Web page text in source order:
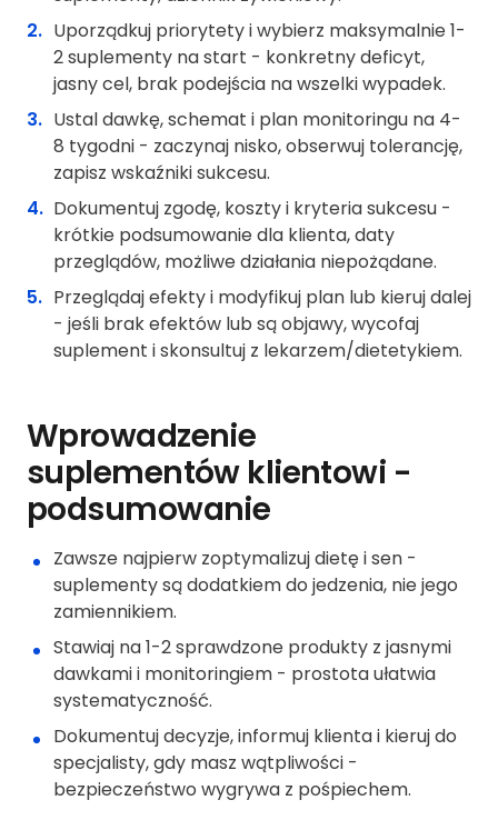
Uporządkuj priorytety i wybierz maksymalnie 1-
2 suplementy na start - konkretny deficyt,
jasny cel, brak podejścia na wszelki wypadek.
Ustal dawkę, schemat i plan monitoringu na 4-
8 tygodni - zaczynaj nisko, obserwuj tolerancję,
zapisz wskaźniki sukcesu.
Dokumentuj zgodę, koszty i kryteria sukcesu -
krótkie podsumowanie dla klienta, daty
przeglądów, możliwe działania niepożądane.
Przeglądaj efekty i modyfikuj plan lub kieruj dalej
- jeśli brak efektów lub są objawy, wycofaj
suplement i skonsultuj z lekarzem/dietetykiem.
Wprowadzenie
suplementów klientowi -
podsumowanie
Zawsze najpierw zoptymalizuj dietę i sen -
suplementy są dodatkiem do jedzenia, nie jego
zamiennikiem.
Stawiaj na 1-2 sprawdzone produkty z jasnymi
dawkami i monitoringiem - prostota ułatwia
systematyczność.
Dokumentuj decyzje, informuj klienta i kieruj do
specjalisty, gdy masz wątpliwości -
bezpieczeństwo wygrywa z pośpiechem.